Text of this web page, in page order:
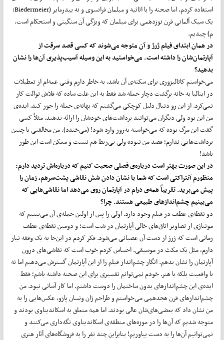
استفاده کردم. اما صحنه را با اثاثیه و مبلمان فرانسوی و نه بیدرمایر (Biedermeier:
یک سبک آلمانی قرن نوزدهمی برای مبلمان که ویژگی آن سنگینی و استحکام است.
م) چیدیم.
در همان ابتدای فیلم ژرژ و آن متوجه می‌شوند که کسی قصد سرقت از
آپارتمان‌شان را داشته است. می‌خواستید به این وسیله آسیب‌پذیری آن‌ها را نشان
بدهید؟
می‌خواستم کاتالیزوری برای سکته‌ی آن باشد. به خاطر دارم وقتی عمه‌ام از تعطیلات
در ایتالیا به خانه برگشت دچار حمله شد فقط به این علت ساده که فلاش توالت کار
نمی‌کرد. از این رو دنبال دلیل کوچکی می‌گشتم که بهانه‌ی حمله را جور کند. ایده‌ی
من این بود ولی دیگران می‌توانند برداشت‌های خودشان را ارائه بدهند. مثلاً کسی
گفت این مرگ بوده که می‌خواسته به‌زور وارد شود! (می‌خندد). من مخالفتی با چنین
برداشت‌هایی ندارم؛ قصد من نبوده ولی بی‌ربط هم نیست و ممکن است این‌ طور
باشد!
در این صورت بهتر است درباره‌ی فصلی صحبت کنیم که درباره‌اش تردید دارم:
منظورم آنتراکتی است که شما با نشان دادن شش نقاشی پشت‌سر‌هم، زمان را
پیش می‌برید. تقریباً همه‌ی درام در آپارتمان روی می‌دهد اما نقاشی‌هایی که
می‌بینیم چشم‌اندازهای طبیعی هستند. چرا؟
دو نقطه‌ی عطف در فیلم وجود دارد. اولی را پس از اولین حمله‌ی آن می‌بینیم که
مونتاژی از تصاویر اتاق‌های خالی آپارتمان در شب است؛ و دومین نقطه‌ی عطف
زمانی است که ژرژ از دست آن عصبانی می‌شود. فکر کردم در این‌جا به یک وقفه نیاز
دارم، مثل یک مکث در موسیقی. احساس کردم خوب است که نقاشی‌های درون
آپارتمان را نشان بدهم. انگار چشم‌انداز فیلم را از این آپارتمان گسترش می‌دهیم اما نه
با واقعیت بلکه با هنر. خودم نمی‌توانم تفسیری برای این صحنه داشته باشم؛ فقط
ایده‌ی این چشم‌اندازهای بدون ساختمان را دوست داشتم. اما کار آسانی نبود. من
چشم‌اندازهای قرن هجدهمی می‌خواستم و طراحم ژان ونسان پازو، عکس‌هایی را به
من نشان داد که بعضی‌های‌شان عالی بودند. اما همه متعلق به اسکاندیناوی بودند و
متوجه شدیم که آن‌ها را در موزه‌های منطقه‌ی اسکاندیناوی نگه‌داری می‌کنند و
نمی‌توانیم آن‌ها را به دست بیاوریم! بنابراین چند نفر را به فروشگاه‌های آثار هنری